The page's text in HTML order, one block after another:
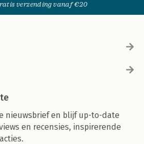
verzending vanaf €20
nieuwsbrief en blijf up-to-date
en recensies, inspirerende